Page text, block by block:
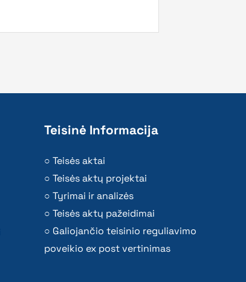
Teisinė Informacija
Teisės aktai
Teisės aktų projektai
Tyrimai ir analizės
Teisės aktų pažeidimai
Galiojančio teisinio reguliavimo
poveikio ex post vertinimas